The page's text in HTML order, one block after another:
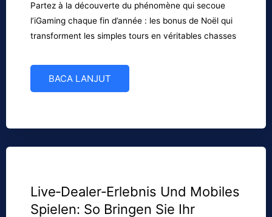
Partez à la découverte du phénomène qui secoue
l’iGaming chaque fin d’année : les bonus de Noël qui
transforment les simples tours en véritables chasses
BACA LANJUT
Live‑Dealer‑Erlebnis Und Mobiles
Spielen: So Bringen Sie Ihr